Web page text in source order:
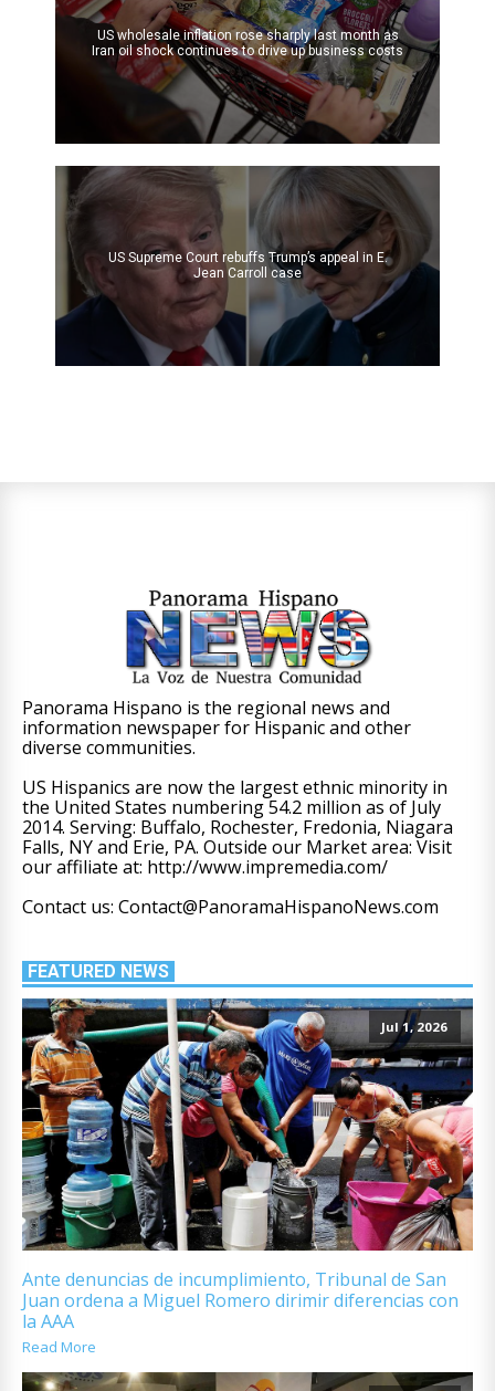
US wholesale inflation rose sharply last month as
Iran oil shock continues to drive up business costs
US Supreme Court rebuffs Trump’s appeal in E.
Jean Carroll case
Panorama Hispano is the regional news and
information newspaper for Hispanic and other
diverse communities.
US Hispanics are now the largest ethnic minority in
the United States numbering 54.2 million as of July
2014. Serving: Buffalo, Rochester, Fredonia, Niagara
Falls, NY and Erie, PA. Outside our Market area: Visit
our affiliate at: http://www.impremedia.com/
Contact us: Contact@PanoramaHispanoNews.com
FEATURED NEWS
Jul 1, 2026
Ante denuncias de incumplimiento, Tribunal de San
Juan ordena a Miguel Romero dirimir diferencias con
la AAA
Read More